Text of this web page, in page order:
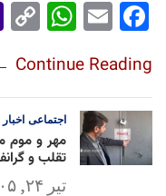
Fac
ok
Em
Wh
Ap
p
k
Continue Reading
اجتماعی اخبار
مهر و موم
تقلب و
تیر ۲۴, ۱۴۰۵